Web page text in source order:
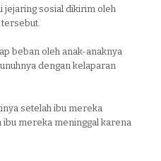
jejaring sosial dikirim oleh
beban oleh anak-anaknya
dengan kelaparan
setelah ibu mereka
mereka meninggal karena